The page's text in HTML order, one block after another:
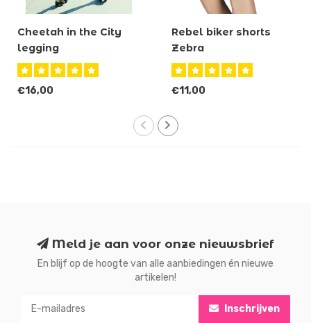
Cheetah in the City
legging
€16,00
Rebel biker shorts
Zebra
€11,00
Meld je aan voor onze nieuwsbrief
En blijf op de hoogte van alle aanbiedingen én nieuwe
artikelen!
Inschrijven